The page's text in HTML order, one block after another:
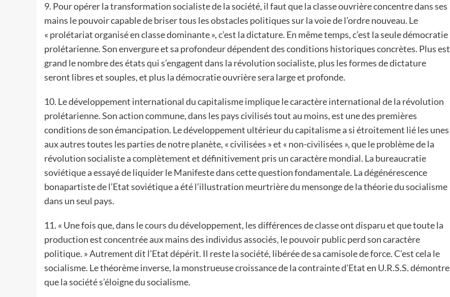
9. Pour opérer la transformation socialiste de la société, il faut que la classe ouvrière concentre dans ses
mains le pouvoir capable de briser tous les obstacles politiques sur la voie de l’ordre nouveau. Le
« prolétariat organisé en classe dominante », c’est la dictature. En même temps, c’est la seule démocratie
prolétarienne. Son envergure et sa profondeur dépendent des conditions historiques concrètes. Plus est
grand le nombre des états qui s’engagent dans la révolution socialiste, plus les formes de dictature
seront libres et souples, et plus la démocratie ouvrière sera large et profonde.
10. Le développement international du capitalisme implique le caractère international de la révolution
prolétarienne. Son action commune, dans les pays civilisés tout au moins, est une des premières
conditions de son émancipation. Le développement ultérieur du capitalisme a si étroitement lié les unes
aux autres toutes les parties de notre planète, « civilisées » et « non-civilisées », que le problème de la
révolution socialiste a complètement et définitivement pris un caractère mondial. La bureaucratie
soviétique a essayé de liquider le Manifeste dans cette question fondamentale. La dégénérescence
bonapartiste de l’Etat soviétique a été l’illustration meurtrière du mensonge de la théorie du socialisme
dans un seul pays.
11. « Une fois que, dans le cours du développement, les différences de classe ont disparu et que toute la
production est concentrée aux mains des individus associés, le pouvoir public perd son caractère
politique. » Autrement dit l’Etat dépérit. Il reste la société, libérée de sa camisole de force. C’est cela le
socialisme. Le théorème inverse, la monstrueuse croissance de la contrainte d’Etat en U.R.S.S. démontre
que la société s’éloigne du socialisme.